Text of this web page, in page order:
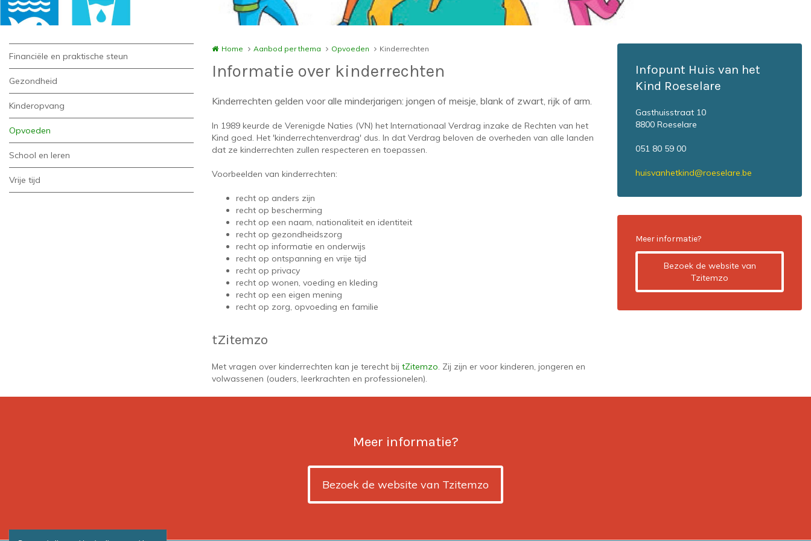
Financiële en praktische steun
Gezondheid
Kinderopvang
Opvoeden
School en leren
Vrije tijd
Home Aanbod per thema Opvoeden Kinderrechten
Informatie over kinderrechten
Kinderrechten gelden voor alle minderjarigen: jongen of meisje, blank of zwart, rijk of arm.
In 1989 keurde de Verenigde Naties (VN) het Internationaal Verdrag inzake de Rechten van het
Kind goed. Het 'kinderrechtenverdrag' dus. In dat Verdrag beloven de overheden van alle landen
dat ze kinderrechten zullen respecteren en toepassen.
Voorbeelden van kinderrechten:
recht op anders zijn
recht op bescherming
recht op een naam, nationaliteit en identiteit
recht op gezondheidszorg
recht op informatie en onderwijs
recht op ontspanning en vrije tijd
recht op privacy
recht op wonen, voeding en kleding
recht op een eigen mening
recht op zorg, opvoeding en familie
tZitemzo
Met vragen over kinderrechten kan je terecht bij tZitemzo. Zij zijn er voor kinderen, jongeren en
volwassenen (ouders, leerkrachten en professionelen).
Infopunt Huis van het
Kind Roeselare
Gasthuisstraat 10
8800 Roeselare
051 80 59 00
huisvanhetkind@roeselare.be
Meer informatie?
Bezoek de website van
Tzitemzo
Meer informatie?
Bezoek de website van Tzitemzo